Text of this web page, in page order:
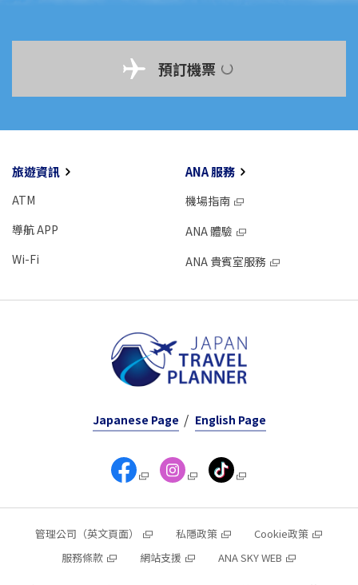
預訂機票
旅遊資訊
ATM
導航 APP
Wi-Fi
ANA 服務
機場指南
ANA 體驗
ANA 貴賓室服務
Japanese Page English Page
管理公司（英文頁面） 私隱政策
Cookie政策
服務條款
網站支援 ANA SKY WEB